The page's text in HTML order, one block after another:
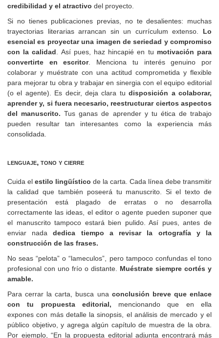
credibilidad y el atractivo del proyecto.
Si no tienes publicaciones previas, no te desalientes: muchas
trayectorias literarias arrancan sin un currículum extenso. Lo
esencial es proyectar una imagen de seriedad y compromiso
con la calidad . Así pues, haz hincapié en tu motivación para
convertirte en escritor. Menciona tu interés genuino por
colaborar y muéstrate con una actitud comprometida y flexible
para mejorar tu obra y trabajar en sinergia con el equipo editorial
(o el agente). Es decir, deja clara tudisposición a colaborar,
aprender y, si fuera necesario, reestructurar ciertos aspectos
del manuscrito. Tus ganas de aprender y tu ética de trabajo
pueden resultar tan interesantes como la experiencia más
consolidada.
lenguaje, tono y cierre
Cuida el estilo lingüístico de la carta. Cada línea debe transmitir
la calidad que también poseerá tu manuscrito. Si el texto de
presentación está plagado de erratas o no desarrolla
correctamente las ideas, el editor o agente pueden suponer que
el manuscrito tampoco estará bien pulido. Así pues, antes de
enviar nadadedica tiempo a revisar la ortografía y la
construcción de las frases.
No seas “pelota” o “lameculos”, pero tampoco confundas el tono
profesional con uno frío o distante. Muéstrate siempre cortés y
amable.
Para cerrar la carta, busca una conclusión breve que enlace
con tu propuesta editorial, mencionando que en ella
expones con más detalle la sinopsis, el análisis de mercado y el
público objetivo, y agrega algún capítulo de muestra de la obra.
Por ejemplo, “En la propuesta editorial adjunta encontrará más